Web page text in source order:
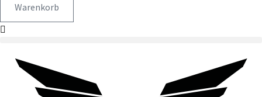
Warenkorb